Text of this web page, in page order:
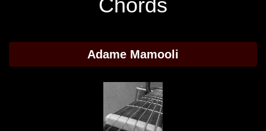
Chords
Adame Mamooli